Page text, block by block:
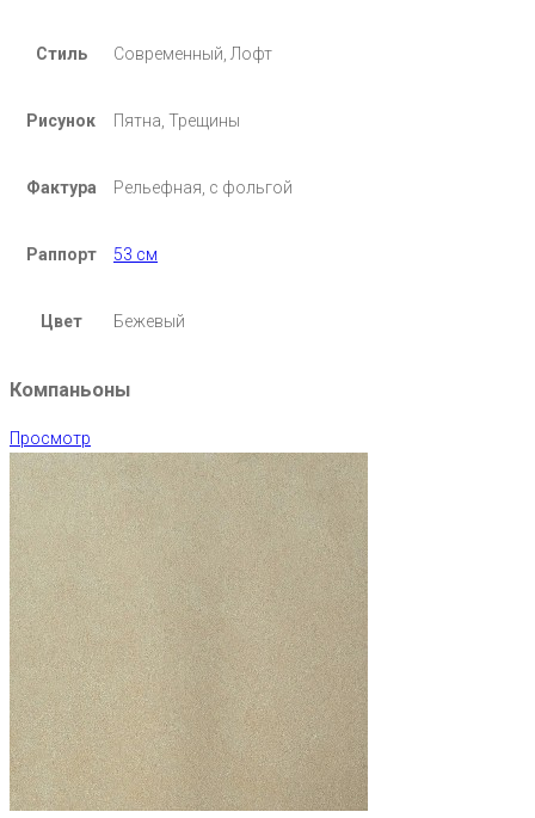
Стиль Современный, Лофт
Рисунок Пятна, Трещины
Фактура Рельефная, с фольгой
Раппорт 53 см
Цвет Бежевый
Компаньоны
Просмотр